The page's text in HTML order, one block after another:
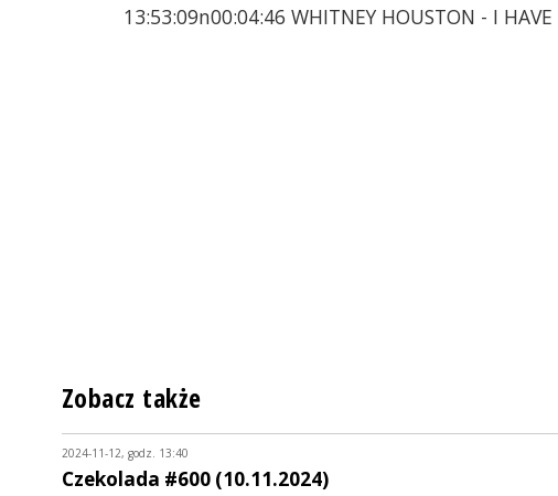
13:53:09n00:04:46 WHITNEY HOUSTON - I
Zobacz także
2024-11-12, godz. 13:40
Czekolada #600 (10.11.2024)